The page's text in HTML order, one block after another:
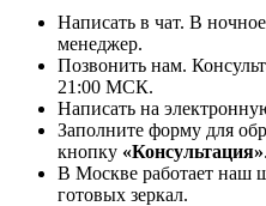
Написать в чат. В
менеджер.
Позвонить нам.
21:00 МСК.
Написать на
Заполните форму для
кнопку «Консультация».
В Москве работает наш